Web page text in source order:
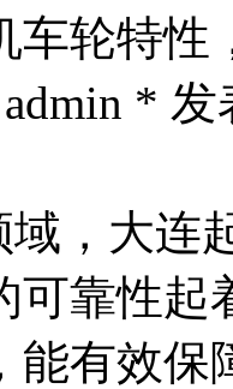
车轮特性
* 发
， 大连
可靠性起
能有效保